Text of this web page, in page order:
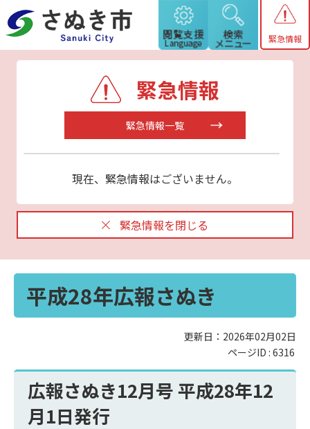
緊急情報
緊急情報
緊急情報一覧
現在、緊急情報はございません。
緊急情報を閉じる
平成28年広報さぬき
更新日：2026年02月02日
ページID : 6316
広報さぬき12月号 平成28年12
月1日発行